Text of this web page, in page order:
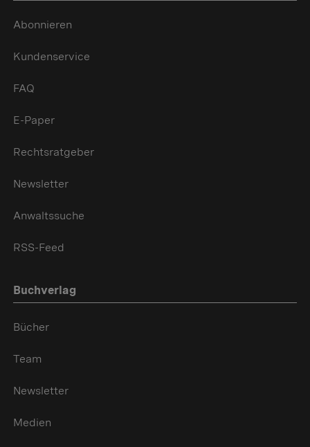
Abonnieren
Kundenservice
FAQ
E-Paper
Rechtsratgeber
Newsletter
Anwaltssuche
RSS-Feed
Buchverlag
Bücher
Team
Newsletter
Medien